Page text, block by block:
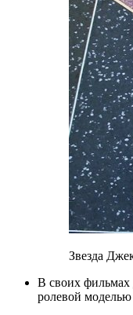
Звезда
В своих фильмах Джеки Чан никогда не употребляет нецензурную лексику, он хочет быть положительной
ролевой моделью